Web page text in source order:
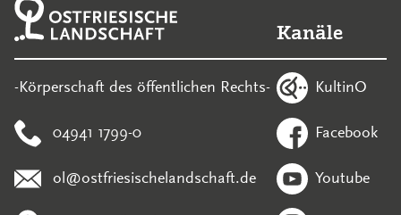
-Körperschaft des öffentlichen Rechts-
04941 1799-0
ol@ostfriesischelandschaft.de
Kanäle
KultinO
Facebook
Youtube